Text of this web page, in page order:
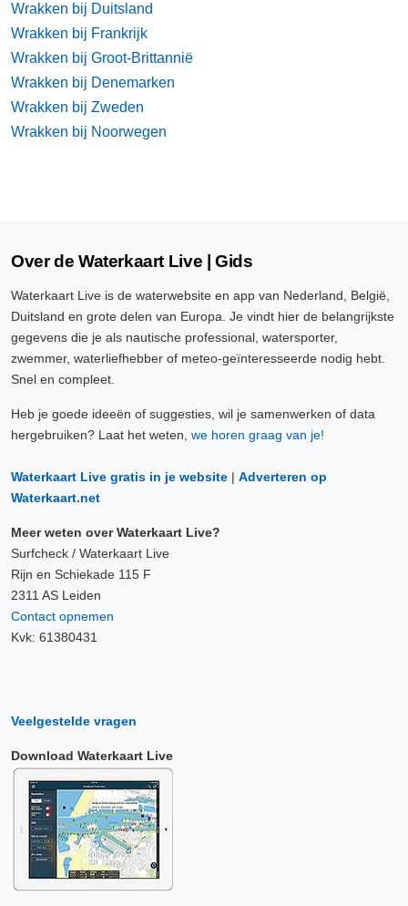
Wrakken bij Duitsland
Wrakken bij Frankrijk
Wrakken bij Groot-Brittannië
Wrakken bij Denemarken
Wrakken bij Zweden
Wrakken bij Noorwegen
Over de Waterkaart Live | Gids
Waterkaart Live is de waterwebsite en app van Nederland, België,
Duitsland en grote delen van Europa. Je vindt hier de belangrijkste
gegevens die je als nautische professional, watersporter,
zwemmer, waterliefhebber of meteo-geïnteresseerde nodig hebt.
Snel en compleet.
Heb je goede ideeën of suggesties, wil je samenwerken of data
hergebruiken? Laat het weten, we horen graag van je!
Waterkaart Live gratis in je website | Adverteren op
Waterkaart.net
Meer weten over Waterkaart Live?
Surfcheck / Waterkaart Live
Rijn en Schiekade 115 F
2311 AS Leiden
Contact opnemen
Kvk: 61380431
Veelgestelde vragen
Download Waterkaart Live